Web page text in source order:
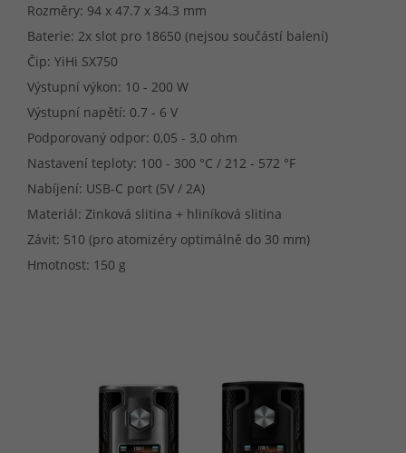
Rozměry: 94 x 47.7 x 34.3 mm
Baterie: 2x slot pro 18650 (nejsou součástí balení)
Čip: YiHi SX750
Výstupní výkon: 10 - 200 W
Výstupní napětí: 0.7 - 6 V
Podporovaný odpor: 0,05 - 3,0 ohm
Nastavení teploty: 100 - 300 °C / 212 - 572 °F
Nabíjení: USB-C port (5V / 2A)
Materiál: Zinková slitina + hliníková slitina
Závit: 510 (pro atomizéry optimálně do 30 mm)
Hmotnost: 150 g